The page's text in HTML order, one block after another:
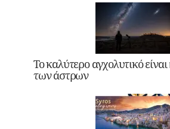
Το καλύτερο αγχολυτικό
των άστρων